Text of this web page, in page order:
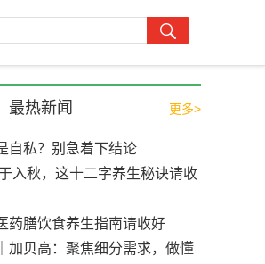
最热新闻 更多>
自私？别急着下结论
入秋，这十二字养生秘诀请收
药膳饮食养生指南请收好
加贝高：聚焦细分需求，做懂